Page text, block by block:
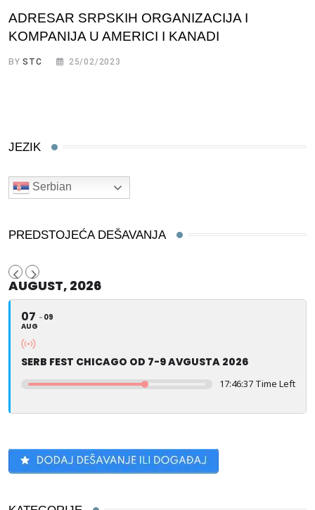
ADRESAR SRPSKIH ORGANIZACIJA I
KOMPANIJA U AMERICI I KANADI
BYSTC 25/02/2023
JEZIK
Serbian
PREDSTOJEĆA DEŠAVANJA
AUGUST, 2026
07
AUG
09
SERB FEST CHICAGO OD 7-9 AVGUSTA 2026
17:46:37 Time Left